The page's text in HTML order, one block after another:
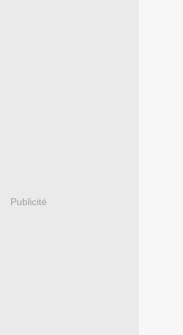
Publicité